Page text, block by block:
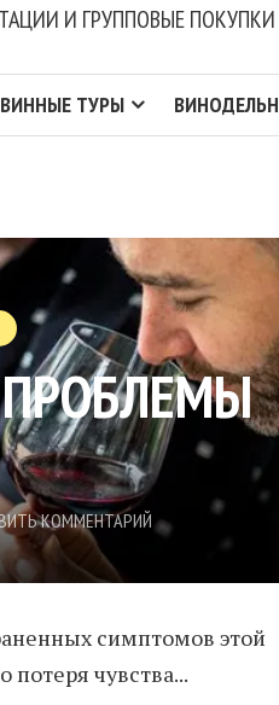
И ГРУППОВЫЕ
ВИННЫЕ ТУРЫ
КОММЕНТАРИЙ
симптомов этой
чувства...